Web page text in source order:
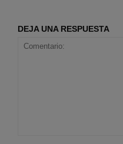
DEJA UNA RESPUESTA